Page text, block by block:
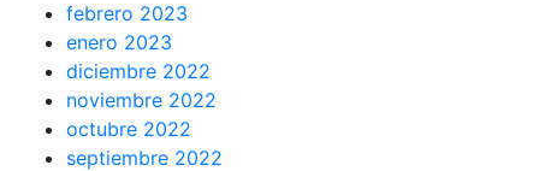
febrero 2023
enero 2023
diciembre 2022
noviembre 2022
octubre 2022
septiembre 2022